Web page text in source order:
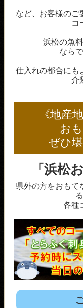
など、お客様のご
コ
浜松の魚
なら
仕入れの都合にも
介
《地産
お
ぜひ
「浜松
県外の方をおもて
各種